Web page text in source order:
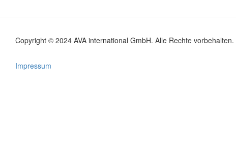
Copyright © 2024 AVA international GmbH. Alle Rechte vorbehalten.
menu
Impressum